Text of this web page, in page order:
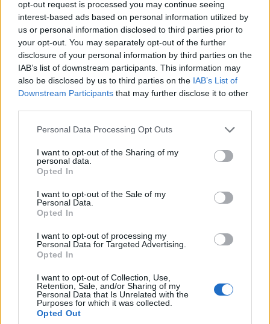
opt-out request is processed you may continue seeing
interest-based ads based on personal information utilized by
us or personal information disclosed to third parties prior to
your opt-out. You may separately opt-out of the further
disclosure of your personal information by third parties on the
IAB’s list of downstream participants. This information may
also be disclosed by us to third parties on the IAB’s List of
Downstream Participants that may further disclose it to other
Personal Data Processing Opt Outs
I want to opt-out of the Sharing of my
personal data.
Opted In
I want to opt-out of the Sale of my
Personal Data.
Opted In
I want to opt-out of processing my
Personal Data for Targeted Advertising.
Opted In
I want to opt-out of Collection, Use,
Retention, Sale, and/or Sharing of my
Personal Data that Is Unrelated with the
Purposes for which it was collected.
Opted Out
μέρα του Ντακάρ
Η τρίτη ημέρα του 46ου Ράλλυ Ντακάρ
διαθέτει 733 χιλιόμετρα, τα 438 εκ των
διαδρομή.
Η τρίτη ειδική διαδρομή του αγώνα
ξεκινά από το Αλ Νουαντίμι και ο
τερματίζει στην Αλ Σαλαμίγια.
Ράλι Ντακάρ